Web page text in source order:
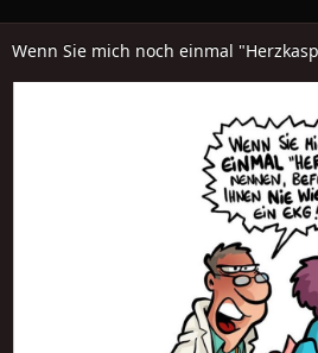
Wenn Sie mich noch einmal